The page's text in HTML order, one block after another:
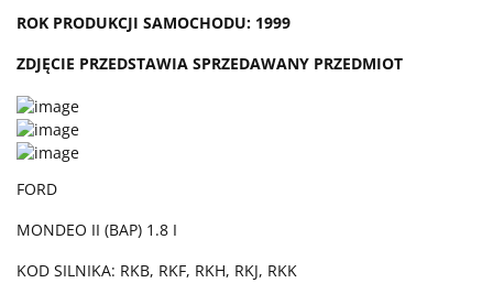
ROK PRODUKCJI SAMOCHODU: 1999
ZDJĘCIE PRZEDSTAWIA SPRZEDAWANY PRZEDMIOT
FORD
MONDEO II (BAP) 1.8 I
KOD SILNIKA: RKB, RKF, RKH, RKJ, RKK